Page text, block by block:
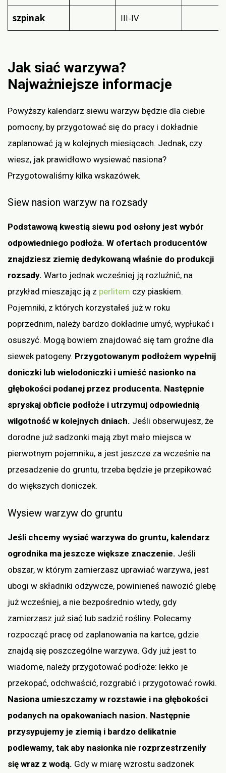
szpinak III-IV
Jak siać warzywa?
Najważniejsze informacje
Powyższy kalendarz siewu warzyw będzie dla ciebie
pomocny, by przygotować się do pracy i dokładnie
zaplanować ją w kolejnych miesiącach. Jednak, czy
wiesz, jak prawidłowo wysiewać nasiona?
Przygotowaliśmy kilka wskazówek.
Siew nasion warzyw na rozsady
Podstawową kwestią siewu pod osłony jest wybór
odpowiedniego podłoża. W ofertach producentów
znajdziesz ziemię dedykowaną właśnie do produkcji
rozsady. Warto jednak wcześniej ją rozluźnić, na
przykład mieszając ją z perlitem czy piaskiem.
Pojemniki, z których korzystałeś już w roku
poprzednim, należy bardzo dokładnie umyć, wypłukać i
osuszyć. Mogą bowiem znajdować się tam groźne dla
siewek patogeny. Przygotowanym podłożem wypełnij
doniczki lub wielodoniczki i umieść nasionko na
głębokości podanej przez producenta. Następnie
spryskaj obficie podłoże i utrzymuj odpowiednią
wilgotność w kolejnych dniach. Jeśli obserwujesz, że
dorodne już sadzonki mają zbyt mało miejsca w
pierwotnym pojemniku, a jest jeszcze za wcześnie na
przesadzenie do gruntu, trzeba będzie je przepikować
do większych doniczek.
Wysiew warzyw do gruntu
Jeśli chcemy wysiać warzywa do gruntu, kalendarz
ogrodnika ma jeszcze większe znaczenie. Jeśli
obszar, w którym zamierzasz uprawiać warzywa, jest
ubogi w składniki odżywcze, powinieneś nawozić glebę
już wcześniej, a nie bezpośrednio wtedy, gdy
zamierzasz już siać lub sadzić rośliny. Polecamy
rozpocząć pracę od zaplanowania na kartce, gdzie
znajdą się poszczególne warzywa. Gdy już jest to
wiadome, należy przygotować podłoże: lekko je
przekopać, odchwaścić, rozgrabić i przygotować rowki.
Nasiona umieszczamy w rozstawie i na głębokości
podanych na opakowaniach nasion. Następnie
przysypujemy je ziemią i bardzo delikatnie
podlewamy, tak aby nasionka nie rozprzestrzeniły
się wraz z wodą. Gdy w miarę wzrostu sadzonek